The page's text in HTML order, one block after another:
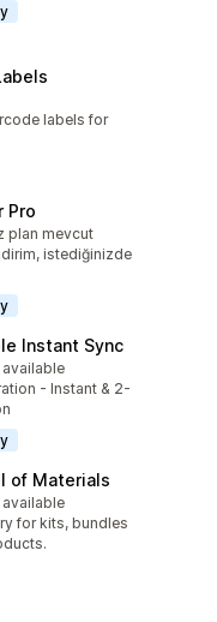
labels for
Pro
plan mevcut
istediğinizde
Instant Sync
available
- Instant & 2-
of Materials
available
for kits, bundles